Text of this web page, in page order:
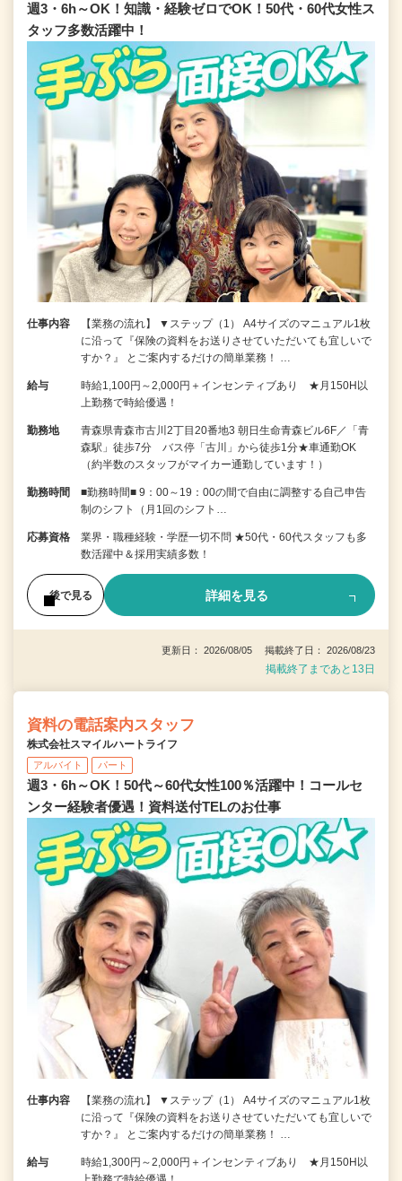
週3・6h～OK！知識・経験ゼロでOK！50代・60代女性ス
タッフ多数活躍中！
仕事内容
【業務の流れ】 ▼ステップ（1） A4サイズのマニュアル1枚
に沿って『保険の資料をお送りさせていただいても宜しいで
すか？』 とご案内するだけの簡単業務！ …
給与
時給1,100円～2,000円＋インセンティブあり ★月150H以
上勤務で時給優遇！
勤務地
青森県青森市古川2丁目20番地3 朝日生命青森ビル6F／「青
森駅」徒歩7分 バス停「古川」から徒歩1分★車通勤OK
（約半数のスタッフがマイカー通勤しています！）
勤務時間
■勤務時間■ 9：00～19：00の間で自由に調整する自己申告
制のシフト（月1回のシフト…
応募資格
業界・職種経験・学歴一切不問 ★50代・60代スタッフも多
数活躍中＆採用実績多数！
後で見る 詳細を見る
更新日： 2026/08/05 掲載終了日： 2026/08/23
掲載終了まであと13日
資料の電話案内スタッフ
株式会社スマイルハートライフ
アルバイト パート
週3・6h～OK！50代～60代女性100％活躍中！コールセ
ンター経験者優遇！資料送付TELのお仕事
仕事内容
【業務の流れ】 ▼ステップ（1） A4サイズのマニュアル1枚
に沿って『保険の資料をお送りさせていただいても宜しいで
すか？』 とご案内するだけの簡単業務！ …
給与
時給1,300円～2,000円＋インセンティブあり ★月150H以